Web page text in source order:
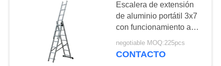
Escalera de extensión
de aluminio portátil 3x7
con funcionamiento anti
del establo de los
peldaños del resbalón
negotiable MOQ:225pcs
CONTACTO